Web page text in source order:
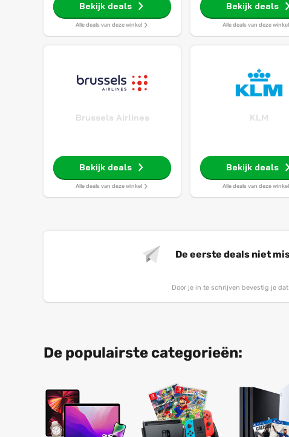
Bekijk deals
Alle deals van deze winkel
Bekijk deals
Alle deals van deze winkel
Brussels Airlines
Bekijk deals
Alle deals van deze winkel
KLM
Bekijk deals
Alle deals van deze winkel
De eerste deals niet
Door je in te schrijven bevestig je
De populairste categorieën: